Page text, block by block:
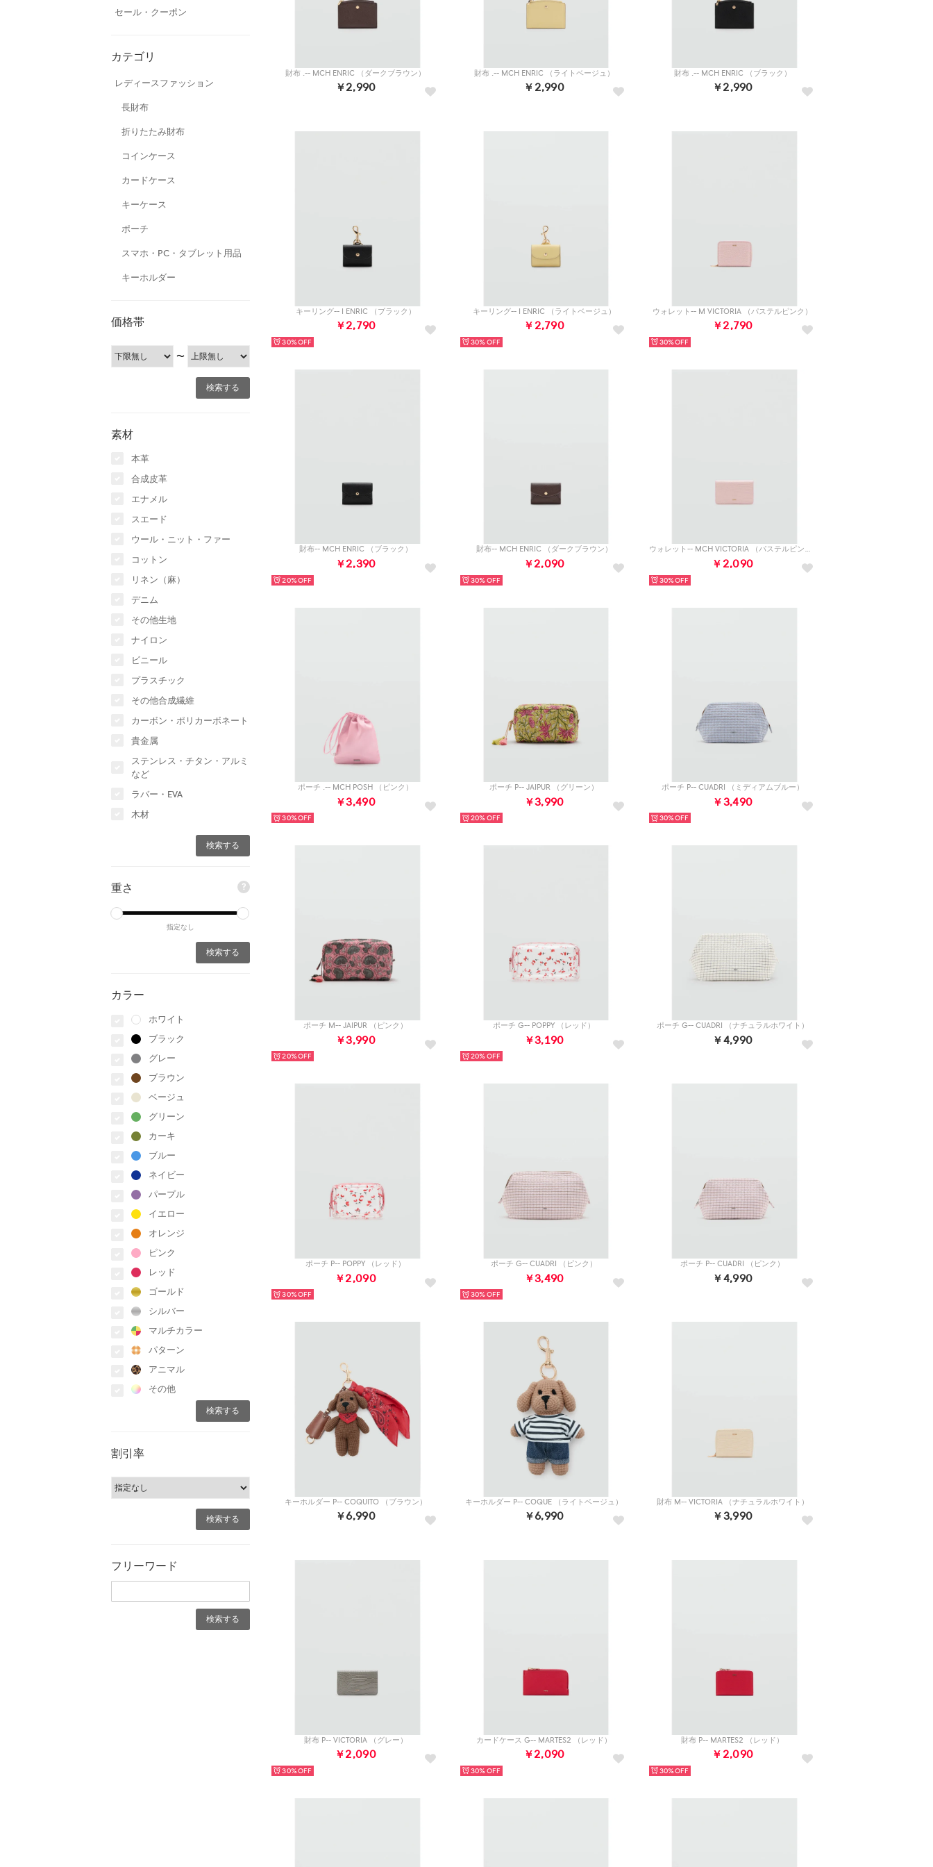
セール・クーポン
カテゴリ
レディースファッション
長財布
折りたたみ財布
コインケース
カードケース
キーケース
ポーチ
スマホ・PC・タブレット用品
キーホルダー
価格帯
〜
素材
本革
合成皮革
エナメル
スエード
ウール・ニット・ファー
コットン
リネン（麻）
デニム
その他生地
ナイロン
ビニール
プラスチック
その他合成繊維
カーボン・ポリカーボネート
貴金属
ステンレス・チタン・アルミ
など
ラバー・EVA
木材
重さ ?
指定なし
カラー
ホワイト
ブラック
グレー
ブラウン
ベージュ
グリーン
カーキ
ブルー
ネイビー
パープル
イエロー
オレンジ
ピンク
レッド
ゴールド
シルバー
マルチカラー
パターン
アニマル
その他
割引率
フリーワード
財布 .-- MCH ENRIC （ダークブラウン）
￥2,990
財布 .-- MCH ENRIC （ライトベージュ）
￥2,990
財布 .-- MCH ENRIC （ブラック）
￥2,990
キーリング-- I ENRIC （ブラック）
￥2,790
30%
キーリング-- I ENRIC （ライトベージュ）
￥2,790
30%
ウォレット-- M VICTORIA （パステルピンク）
￥2,790
30%
財布-- MCH ENRIC （ブラック）
￥2,390
20%
財布-- MCH ENRIC （ダークブラウン）
￥2,090
30%
ウォレット-- MCH VICTORIA （パステルピンク）
￥2,090
30%
ポーチ .-- MCH POSH （ピンク）
￥3,490
30%
ポーチ P-- JAIPUR （グリーン）
￥3,990
20%
ポーチ P-- CUADRI （ミディアムブルー）
￥3,490
30%
ポーチ M-- JAIPUR （ピンク）
￥3,990
20%
ポーチ G-- POPPY （レッド）
￥3,190
20%
ポーチ G-- CUADRI （ナチュラルホワイト）
￥4,990
ポーチ P-- POPPY （レッド）
￥2,090
30%
ポーチ G-- CUADRI （ピンク）
￥3,490
30%
ポーチ P-- CUADRI （ピンク）
￥4,990
キーホルダー P-- COQUITO （ブラウン）
￥6,990
キーホルダー P-- COQUE （ライトベージュ）
￥6,990
財布 M-- VICTORIA （ナチュラルホワイト）
￥3,990
財布 P-- VICTORIA （グレー）
￥2,090
30%
カードケース G-- MARTES2 （レッド）
￥2,090
30%
財布 P-- MARTES2 （レッド）
￥2,090
30%